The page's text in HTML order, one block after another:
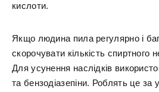
кислоти.
Якщо людина пила регулярно і
скорочувати кількість спиртного
Для усунення наслідків
та бензодіазепіни. Роблять це за